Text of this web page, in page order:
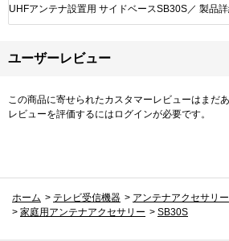
UHFアンテナ設置用 サイドベースSB30S／ 製品
ユーザーレビュー
この商品に寄せられたカスタマーレビューはまだあ
レビューを評価するには ログインが必要です。
ホーム > テレビ受信機器 > アンテナアクセサリー
> 家庭用アンテナアクセサリー > SB30S